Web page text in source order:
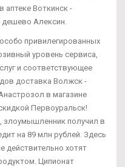
аптеке Воткинск -
дешево Алексин.
привилегированных
уровень сервиса,
и соответствующее
доставка Волжск -
в магазине
Первоуральск!
злоумышленник получил в
на 89 млн рублей. Здесь
действительно хотят
Ципионат